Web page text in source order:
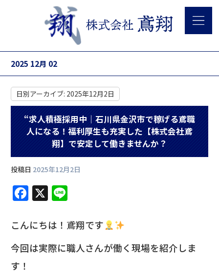
2025 12月 02
日別アーカイブ: 2025年12月2日
“求人積極採用中｜石川県金沢市で稼げる鳶職
人になる！福利厚生も充実した【株式会社鳶
翔】で安定して働きませんか？
投稿日 2025年12月2日
F
a
c
e
b
X
e
こんにちは！鳶翔です‍
今回は実際に職人さんが働く現場を紹介しま
す！